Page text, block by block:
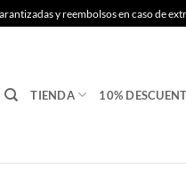
y reembolsos en caso de
TIENDA 10%